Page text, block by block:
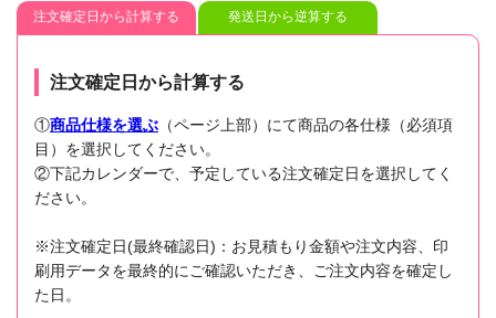
注文確定日から計算する 発送日から逆算する
注文確定日から計算する
①商品仕様を選ぶ （ページ上部）にて商品の各仕様（必須項
目）を選択してください。
②下記カレンダーで、予定している注文確定日を選択してく
ださい。
※注文確定日(最終確認日)：お見積もり金額や注文内容、印
刷用データを最終的にご確認いただき、ご注文内容を確定し
た日。